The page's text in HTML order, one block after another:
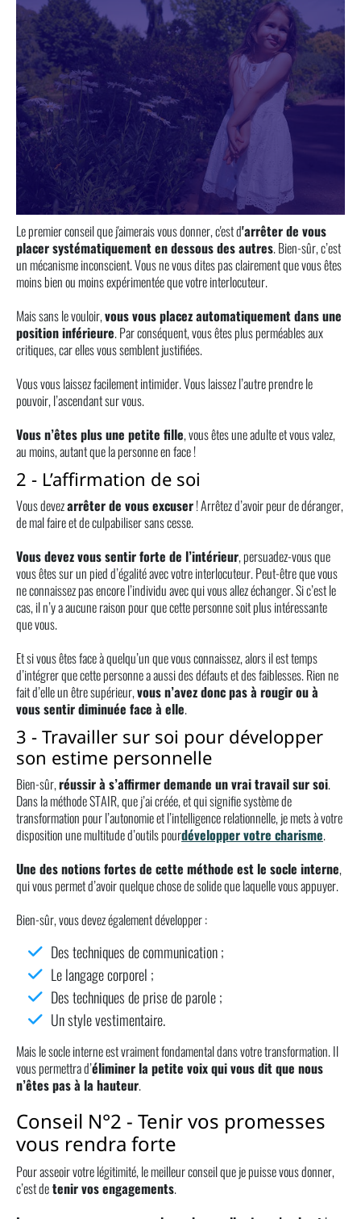
Le premier conseil que j'aimerais vous donner, c'est d'arrêter de vous
placer systématiquement en dessous des autres. Bien-sûr, c’est
un mécanisme inconscient. Vous ne vous dites pas clairement que vous êtes
moins bien ou moins expérimentée que votre interlocuteur.
Mais sans le vouloir,vous vous placez automatiquement dans une
position inférieure. Par conséquent, vous êtes plus perméables aux
critiques, car elles vous semblent justifiées.
Vous vous laissez facilement intimider. Vous laissez l’autre prendre le
pouvoir, l’ascendant sur vous.
Vous n’êtes plus une petite fille, vous êtes une adulte et vous valez,
au moins, autant que la personne en face !
2 - L’affirmation de soi
Vous devezarrêter de vous excuser! Arrêtez d’avoir peur de déranger,
de mal faire et de culpabiliser sans cesse.
Vous devez vous sentir forte de l’intérieur, persuadez-vous que
vous êtes sur un pied d’égalité avec votre interlocuteur. Peut-être que vous
ne connaissez pas encore l’individu avec qui vous allez échanger. Si c’est le
cas, il n’y a aucune raison pour que cette personne soit plus intéressante
que vous.
Et si vous êtes face à quelqu’un que vous connaissez, alors il est temps
d’intégrer que cette personne a aussi des défauts et des faiblesses. Rien ne
fait d’elle un être supérieur,vous n’avez donc pas à rougir ou à
vous sentir diminuée face à elle.
3 - Travailler sur soi pour développer
son estime personnelle
Bien-sûr,réussir à s’affirmer demande un vrai travail sur soi.
Dans la méthode STAIR, que j’ai créée, et qui signifie système de
transformation pour l’autonomie et l’intelligence relationnelle, je mets à votre
disposition une multitude d’outils pourdévelopper votre charisme.
Une des notions fortes de cette méthode est le socle interne,
qui vous permet d’avoir quelque chose de solide que laquelle vous appuyer.
Bien-sûr, vous devez également développer :
Des techniques de communication ;
Le langage corporel ;
Des techniques de prise de parole ;
Un style vestimentaire.
Mais le socle interne est vraiment fondamental dans votre transformation. Il
vous permettra d’éliminer la petite voix qui vous dit que nous
n’êtes pas à la hauteur.
Conseil N°2 - Tenir vos promesses
vous rendra forte
Pour asseoir votre légitimité, le meilleur conseil que je puisse vous donner,
c’est detenir vos engagements.